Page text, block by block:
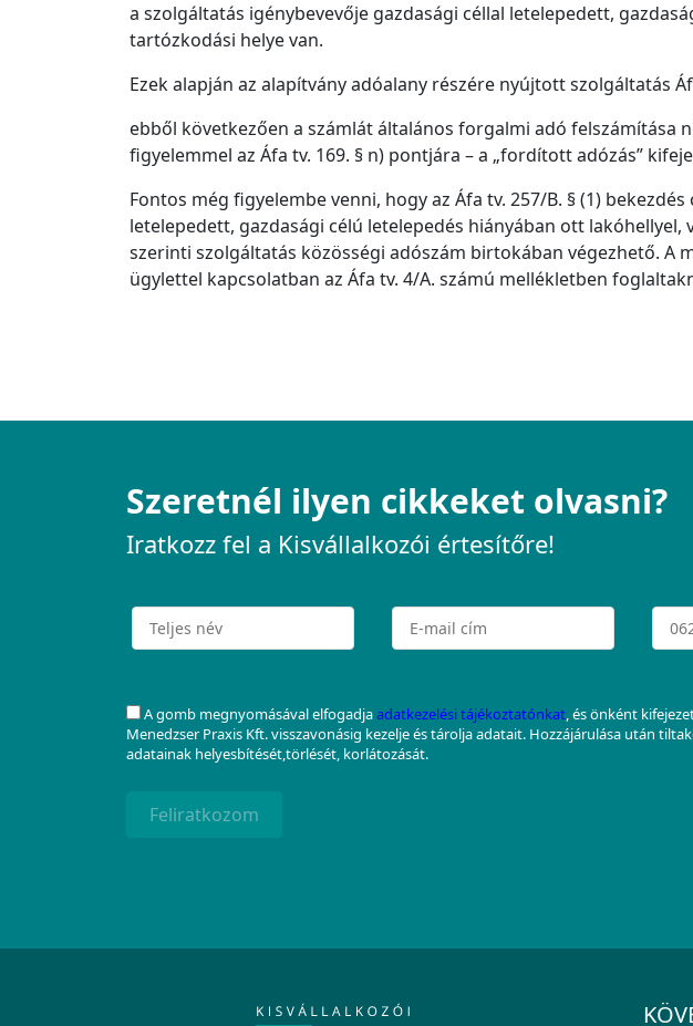
a szolgáltatás igénybevevője gazdasági céllal letelepedett,
tartózkodási helye van.
Ezek alapján az alapítvány adóalany részére nyújtott szolgáltatás
ebből következően a számlát általános forgalmi adó felszámítása
figyelemmel az Áfa tv. 169. § n) pontjára – a „fordított adózás”
Fontos még figyelembe venni, hogy az Áfa tv. 257/B. § (1)
letelepedett, gazdasági célú letelepedés hiányában ott
szerinti szolgáltatás közösségi adószám birtokában végezhető. A
ügylettel kapcsolatban az Áfa tv. 4/A. számú mellékletben
Szeretnél ilyen cikkeket olvasni?
Iratkozz fel a Kisvállalkozói értesítőre!
A gomb megnyomásával elfogadjaadatkezelési tájékoztatónkat, és önként
Menedzser Praxis Kft. visszavonásig kezelje és tárolja adatait. Hozzájárulása után
adatainak helyesbítését,törlését, korlátozását.
Feliratkozom